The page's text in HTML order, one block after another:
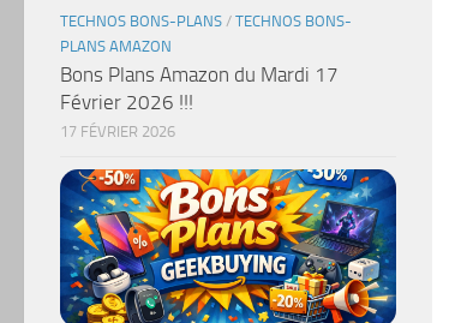
TECHNOS BONS-PLANS / TECHNOS BONS-
PLANS AMAZON
Bons Plans Amazon du Mardi 17
Février 2026 !!!
17 FÉVRIER 2026